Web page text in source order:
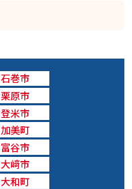
石巻市
栗原市
登米市
加美町
富谷市
大﨑市
大和町